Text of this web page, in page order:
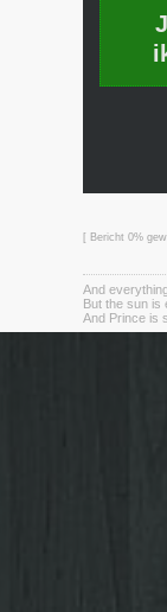
[ Bericht 0%
And
But the sun is
And Prince is